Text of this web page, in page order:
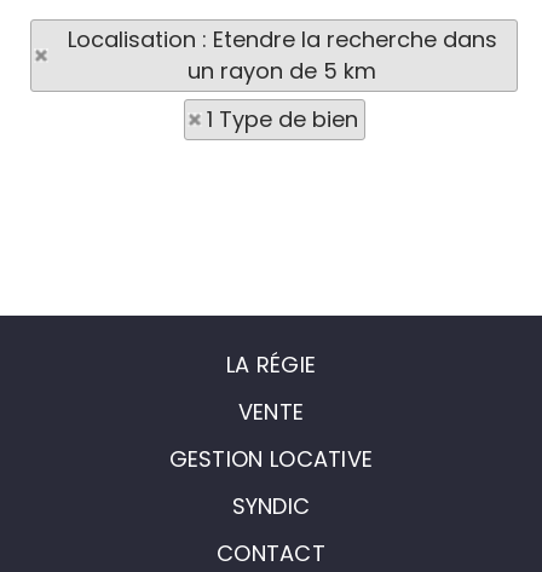
Localisation : Etendre la recherche dans
un rayon de 5 km
1 Type de bien
LA RÉGIE
VENTE
GESTION LOCATIVE
SYNDIC
CONTACT